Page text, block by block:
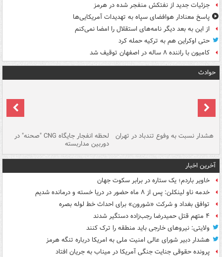
جزئیات جدید از نفتکش منفجر شده در هرمز
پاسخ معنادار هوافضای سپاه به تهدیدات آمریکایی‌ها
از این به بعد دیگر نامه‌های استقلال را امضا نمی‌کنم
حتی اوکراین هم به ترکیه حمله کرد
کامیون با راننده ۸ ساله در اصفهان توقیف شد
حوادث
هشدار نسبت به وفوع تندباد در تهران لحظه انفجار جایگاه CNG "صحنه" در
دوربین مداربسته
آخرین اخبار
خاویر باردم؛ یک ستاره در برابر سکوت جهان
خدمه ناو لینکلن: پس از ۸ ماه حضور در دریا خسته و درمانده‌ شدیم
توافق بغداد و شرکت «شورون» برای احداث خط لوله بصره
۴ متهم قتل حمیدرضا رجب‌زاده دستگیر شدند
ولایتی: نیروهای خارجی باید منطقه را ترک کنند
هشدار دبیر شورای عالی امنیت ملی به امریکا درباره تنگه هرمز
پرونده حقوقی جنایت جنگی آمریکا در میناب به جریان افتاد